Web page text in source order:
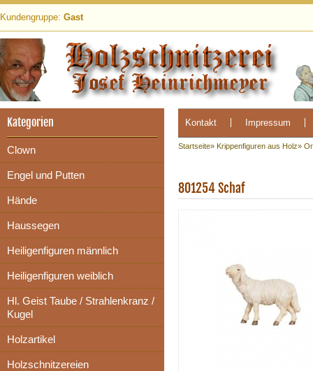
Kundengruppe: Gast
Kategorien
Clown
Engel und Putten
Hände
Haussegen
Heiligenfiguren männlich
Heiligenfiguren weiblich
Hl. Geist Taube / Strahlenkranz /
Kugel
Holzartikel
Holzschnitzereien
Kontakt Impressum
Startseite» Krippenfiguren aus Holz»
801254 Schaf